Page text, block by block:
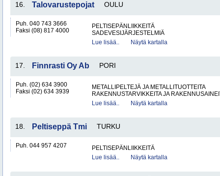
16. Talovarustepojat OULU
Puh. 040 743 3666
Faksi (08) 817 4000
PELTISEPÄNLIIKKEITÄ
SADEVESIJÄRJESTELMIÄ
Lue lisää..
Näytä kartalla
17. Finnrasti Oy Ab PORI
Puh. (02) 634 3900
Faksi (02) 634 3939
METALLIPELTEJÄ JA METALLITUOTTEITA
RAKENNUSTARVIKKEITA JA
Lue lisää..
Näytä kartalla
18. Peltiseppä Tmi TURKU
Puh. 044 957 4207
PELTISEPÄNLIIKKEITÄ
Lue lisää..
Näytä kartalla